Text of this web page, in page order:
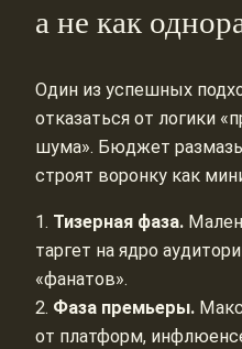
а не как
Один из успешных
отказаться от логики
шума». Бюджет
строят воронку как
1. Тизерная фаза.
таргет на ядро
«фанатов».
2. Фаза премьеры.
от платформ,